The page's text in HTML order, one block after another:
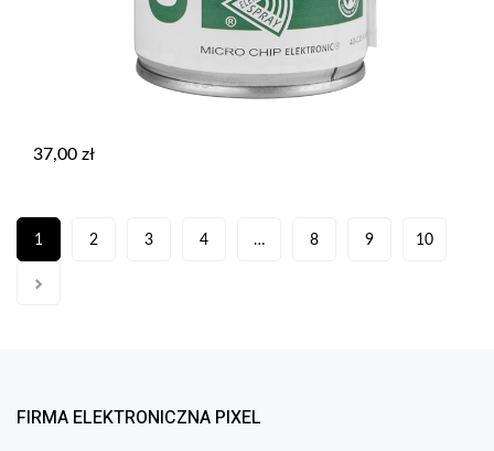
37,00 zł
1 2 3 4 … 8 9 10
FIRMA ELEKTRONICZNA PIXEL